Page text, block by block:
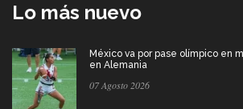
Lo más nuevo
México va por pase olímpico en
en Alemania
07 Agosto 2026